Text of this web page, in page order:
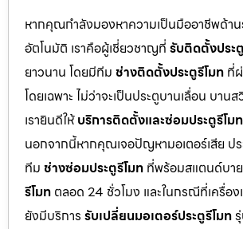
หากคุณกำลังมองหาความเป็นมืออาชีพด้าน
อัตโนมัติ เราคือผู้เชี่ยวชาญที่ รับติดตั้งประ
ยาวนาน โดยมีทีม ช่างติดตั้งประตูรีโมท ที่
โดยเฉพาะ ไม่ว่าจะเป็นประตูบานเลื่อน บาน
เรายินดีให้บริการติดตั้งและซ่อมประตูรีโมท
นอกจากนี้หากคุณเจอปัญหามอเตอร์เสีย ปร
ทีม ช่างซ่อมประตูรีโมท ที่พร้อมสแตนด์บาย
รีโมท ตลอด 24 ชั่วโมง และในกรณีที่เครื่อง
ยังมีบริการ รับเปลี่ยนมอเตอร์ประตูรีโมท